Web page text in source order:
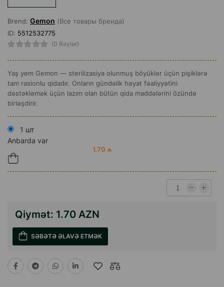
Brend: Gemon (Все товары бренда)
ID: 5512532775
(0 Rəylər)
Yaş yem Gemon — sterilizasiya olunmuş böyüklər üçün pişiklərə
tam rasionlu qidadır. Onların gündəlik həyat fəaliyyətini
dəstəkləmək üçün lazım olan bütün qida maddələrini özündə
birləşdirir.
1 шт
Anbarda var
1.70 ₼
Qiymət: 1.70 AZN
SƏBƏTƏ ƏLAVƏ ETMƏK